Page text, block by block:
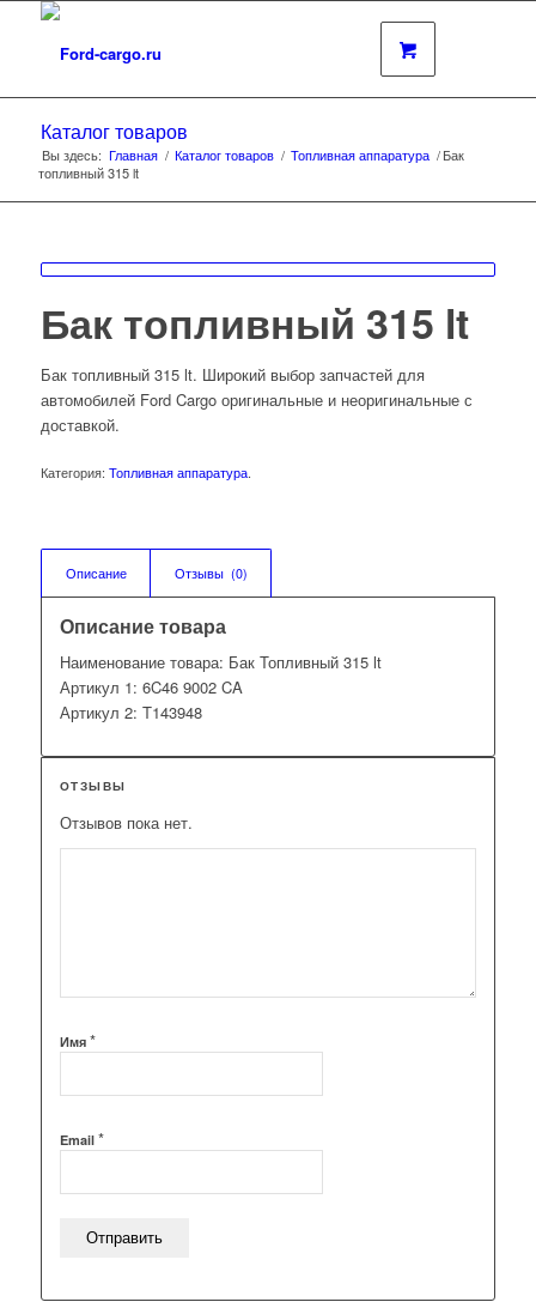
Каталог товаров
Вы здесь: Главная / Каталог товаров / Топливная аппаратура / Бак
топливный 315 lt
Бак топливный 315 lt
Бак топливный 315 lt. Широкий выбор запчастей для
автомобилей Ford Cargo оригинальные и неоригинальные с
доставкой.
Категория: Топливная аппаратура.
Описание Отзывы  (0)
Описание товара
Наименование товара: Бак Топливный 315 lt
Артикул 1: 6C46 9002 CA
Артикул 2: T143948
ОТЗЫВЫ
Отзывов пока нет.
Имя *
Email *